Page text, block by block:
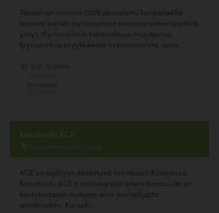
Tassuri on vuonna 2005 perustettu Tampereella
toimiva koirien hyvinvoinnin parantamiseen pyrkivä
yritys. Hyvinvoinnin kokonaisuus muodostuu
fyysisestä ja psyykkisestä hyvinvoinnista, josta...
Koirakoulu ACE
Kurkimäentie 1130, Kuopio
ACE on agilityyn keskittyvä koirakoulu Kuopiossa.
Koirakoulu ACE:n suojissa voit edetä koirasi iän ja
koulutustason mukaan aina aloittelijasta
arvokisoihin. Kurssit...